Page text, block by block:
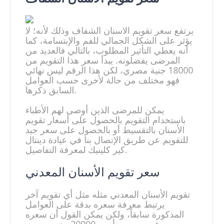
يرتفع سعر تقويم الاسنان الشفاف وذلك لأنه؛ لا
يؤثر على الشكل الجمالي للفم والإبتسامة، كما
أنه يعطي التأثير المطلوب، بالتالي فالعديد من
المرضى يفضلونه. يبدأ سعر هذا التقويم من
18000 جنية مصري، لكن هذا الرقم ليس نهائي
فهو مختلف من حالة لأخرى حسب العوامل
السابق ذكرها.
يمكن للمرضى الذين أوصى لهم الأطباء
باستخدام التقويم بالحصول على أسعار تقويم
الأسنان بالتقسيط أو بالحصول على سعر جيد
للتقويم عن طريق الإتصال بنا في عيادة دينتال
كير كلينيك لمعرفة التفاصيل.
تقويم الأسنان المعدني مثله مثل أي تقويم آخر
يرتبط معرفة سعره بدقة على العوامل
المذكورة سابقاً، ولكن يمكن القول أن سعره